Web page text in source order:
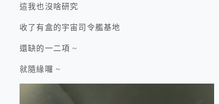
這我也沒啥研究
收了有盒的宇宙司令艦基地
還缺的一二項 ~
就隨緣囉 ~